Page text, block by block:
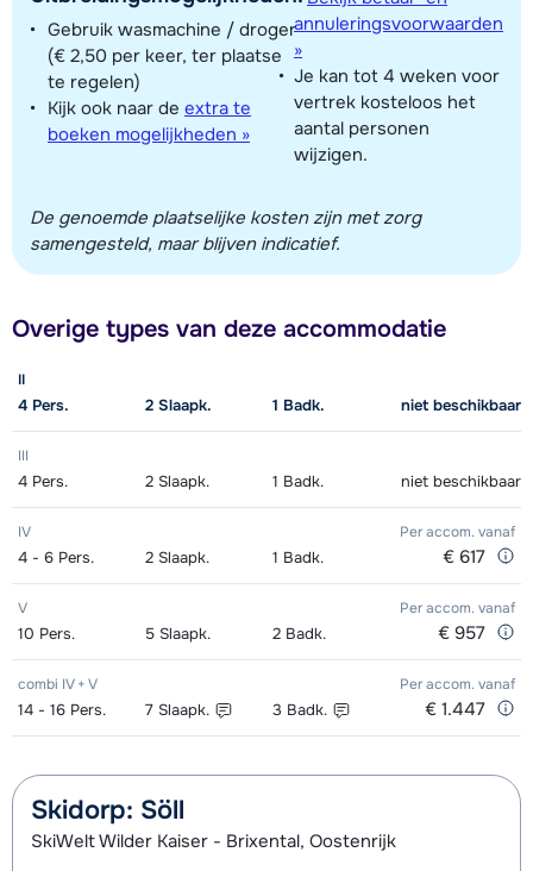
Gebruik wasmachine / droger
(€ 2,50 per keer, ter plaatse
te regelen)
Kijk ook naar de extra te
boeken mogelijkheden »
annuleringsvoorwaarden
»
Je kan tot 4 weken voor
vertrek kosteloos het
aantal personen
wijzigen.
De genoemde plaatselijke kosten zijn met zorg
samengesteld, maar blijven indicatief.
Overige types van deze accommodatie
II
4 Pers. 2 Slaapk. 1 Badk. niet beschikbaar
III
4 Pers. 2 Slaapk. 1 Badk. niet beschikbaar
IV Per accom. vanaf
4 - 6 Pers. 2 Slaapk. 1 Badk. € 617
V Per accom. vanaf
10 Pers. 5 Slaapk. 2 Badk. € 957
combi IV + V Per accom. vanaf
14 - 16 Pers. 7 Slaapk. 3 Badk. € 1.447
Skidorp: Söll
SkiWelt Wilder Kaiser - Brixental, Oostenrijk